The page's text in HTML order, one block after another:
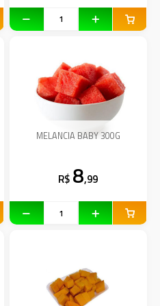
MELANCIA BABY 300G
R$ 8,99